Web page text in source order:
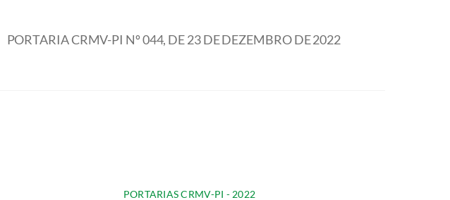
PORTARIA CRMV-PI Nº 044, DE 23 DE DEZEMBRO DE 2022
PORTARIAS CRMV-PI - 2022